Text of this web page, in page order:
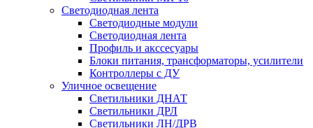
Светодиодная лента
Светодиодные модули
Светодиодная лента
Профиль и акссесуары
Блоки питания, трансформаторы, усилители
Контроллеры с ДУ
Уличное освещение
Светильники ДНАТ
Светильники ДРЛ
Светильники ЛН/ДРВ